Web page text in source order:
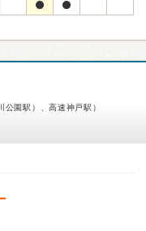
園駅）、高速神戸駅）